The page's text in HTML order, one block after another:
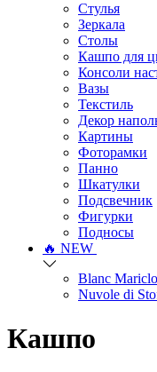
Стулья
Зеркала
Столы
Кашпо для
Консоли
Вазы
Текстиль
Декор
Картины
Фоторамки
Панно
Шкатулки
Подсвечник
Фигурки
Подносы
🔥 NEW
Blanc
Nuvole di
Кашпо